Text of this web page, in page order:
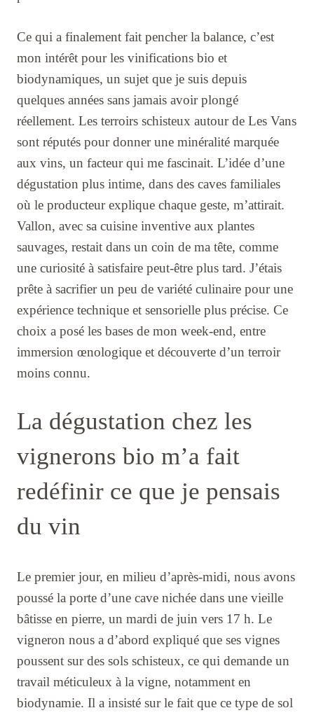
Ce qui a finalement fait pencher la balance, c’est
mon intérêt pour les vinifications bio et
biodynamiques, un sujet que je suis depuis
quelques années sans jamais avoir plongé
réellement. Les terroirs schisteux autour de Les Vans
sont réputés pour donner une minéralité marquée
aux vins, un facteur qui me fascinait. L’idée d’une
dégustation plus intime, dans des caves familiales
où le producteur explique chaque geste, m’attirait.
Vallon, avec sa cuisine inventive aux plantes
sauvages, restait dans un coin de ma tête, comme
une curiosité à satisfaire peut-être plus tard. J’étais
prête à sacrifier un peu de variété culinaire pour une
expérience technique et sensorielle plus précise. Ce
choix a posé les bases de mon week-end, entre
immersion œnologique et découverte d’un terroir
moins connu.
La dégustation chez les
vignerons bio m’a fait
redéfinir ce que je pensais
du vin
Le premier jour, en milieu d’après-midi, nous avons
poussé la porte d’une cave nichée dans une vieille
bâtisse en pierre, un mardi de juin vers 17 h. Le
vigneron nous a d’abord expliqué que ses vignes
poussent sur des sols schisteux, ce qui demande un
travail méticuleux à la vigne, notamment en
biodynamie. Il a insisté sur le fait que ce type de sol